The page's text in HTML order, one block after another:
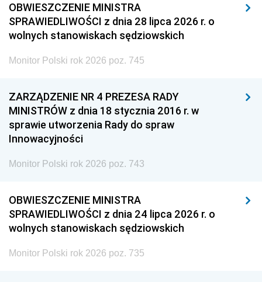
OBWIESZCZENIE MINISTRA
SPRAWIEDLIWOŚCI z dnia 28 lipca 2026 r. o
wolnych stanowiskach sędziowskich
Monitor Polski rok 2026 poz. 745
ZARZĄDZENIE NR 4 PREZESA RADY
MINISTRÓW z dnia 18 stycznia 2016 r. w
sprawie utworzenia Rady do spraw
Innowacyjności
Monitor Polski rok 2026 poz. 743
OBWIESZCZENIE MINISTRA
SPRAWIEDLIWOŚCI z dnia 24 lipca 2026 r. o
wolnych stanowiskach sędziowskich
Monitor Polski rok 2026 poz. 735